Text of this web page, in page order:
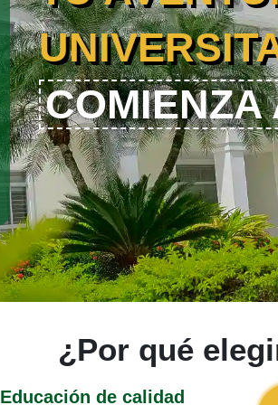
COMIENZA
¿Por qué
Educación de calidad